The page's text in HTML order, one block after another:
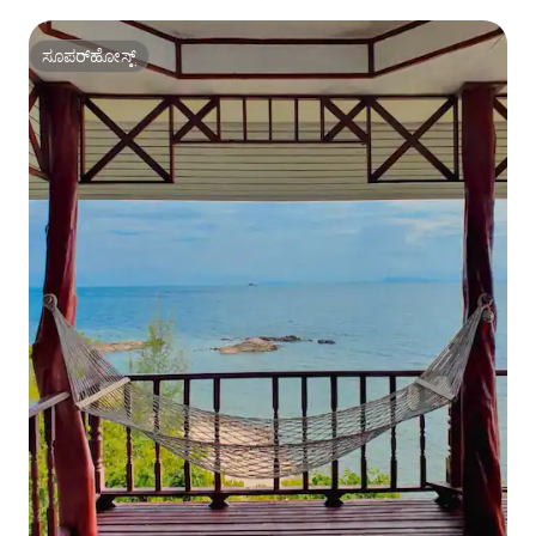
ಸೂಪರ್‌ಹೋಸ್ಟ್
ಸೂಪರ್‌ಹೋಸ್ಟ್